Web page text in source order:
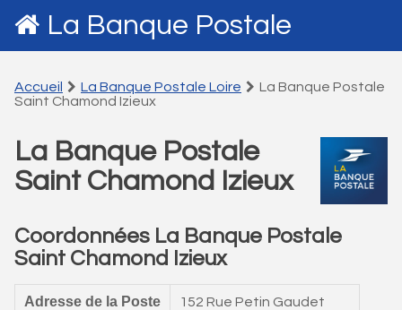
La Banque Postale
Accueil La Banque Postale Loire
La Banque Postale
Saint Chamond Izieux
La Banque Postale
Saint Chamond Izieux
Coordonnées La Banque Postale
Saint Chamond Izieux
Adresse de la Poste 152 Rue Petin Gaudet